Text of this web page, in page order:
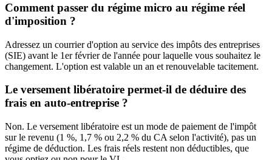
Comment passer du régime micro au régime réel
d'imposition ?
Adressez un courrier d'option au service des impôts des entreprises
(SIE) avant le 1er février de l'année pour laquelle vous souhaitez le
changement. L'option est valable un an et renouvelable tacitement.
Le versement libératoire permet-il de déduire des
frais en auto-entreprise ?
Non. Le versement libératoire est un mode de paiement de l'impôt
sur le revenu (1 %, 1,7 % ou 2,2 % du CA selon l'activité), pas un
régime de déduction. Les frais réels restent non déductibles, que